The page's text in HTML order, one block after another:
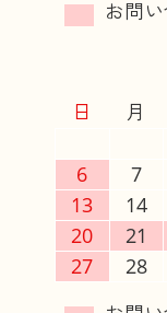
日 月
6
7
13
14
20
21
27
28